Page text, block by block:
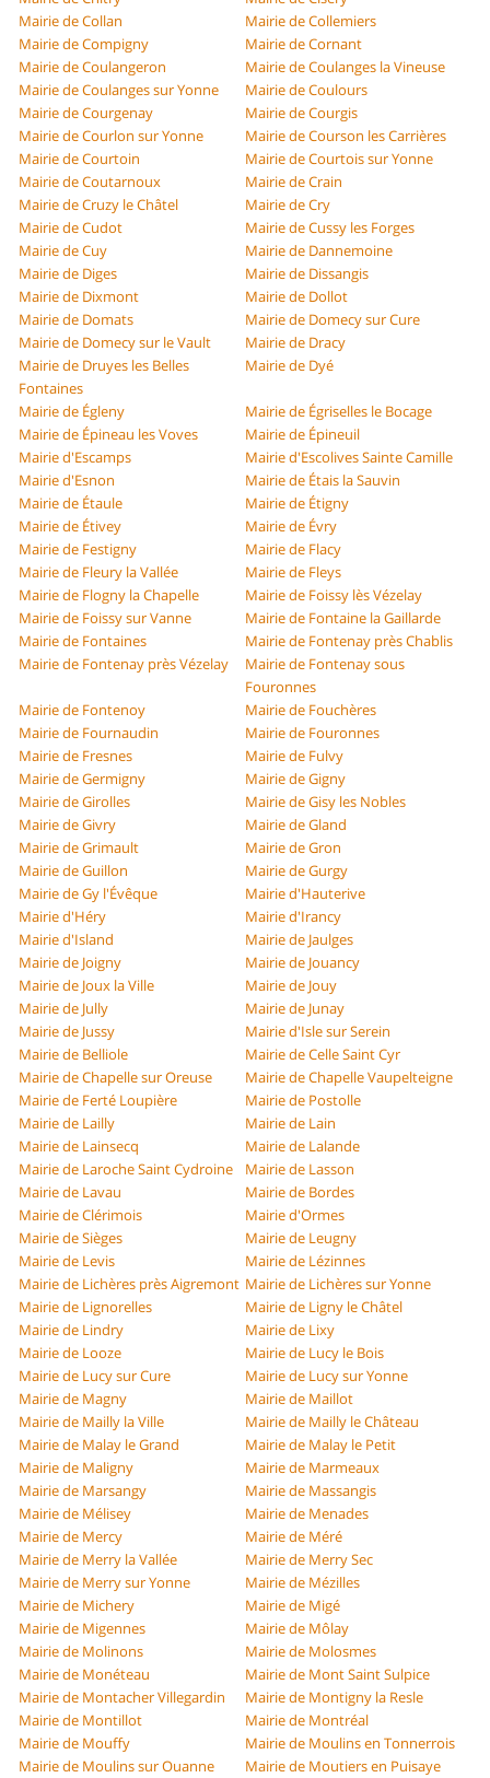
Mairie de Collan
Mairie de Collemiers
Mairie de Compigny
Mairie de Cornant
Mairie de Coulangeron
Mairie de Coulanges la Vineuse
Mairie de Coulanges sur Yonne
Mairie de Coulours
Mairie de Courgenay
Mairie de Courgis
Mairie de Courlon sur Yonne
Mairie de Courson les Carrières
Mairie de Courtoin
Mairie de Courtois sur Yonne
Mairie de Coutarnoux
Mairie de Crain
Mairie de Cruzy le Châtel
Mairie de Cry
Mairie de Cudot
Mairie de Cussy les Forges
Mairie de Cuy
Mairie de Dannemoine
Mairie de Diges
Mairie de Dissangis
Mairie de Dixmont
Mairie de Dollot
Mairie de Domats
Mairie de Domecy sur Cure
Mairie de Domecy sur le Vault
Mairie de Dracy
Mairie de Druyes les Belles
Fontaines
Mairie de Dyé
Mairie de Égleny
Mairie de Égriselles le Bocage
Mairie de Épineau les Voves
Mairie de Épineuil
Mairie d'Escamps
Mairie d'Escolives Sainte Camille
Mairie d'Esnon
Mairie de Étais la Sauvin
Mairie de Étaule
Mairie de Étigny
Mairie de Étivey
Mairie de Évry
Mairie de Festigny
Mairie de Flacy
Mairie de Fleury la Vallée
Mairie de Fleys
Mairie de Flogny la Chapelle
Mairie de Foissy lès Vézelay
Mairie de Foissy sur Vanne
Mairie de Fontaine la Gaillarde
Mairie de Fontaines
Mairie de Fontenay près Chablis
Mairie de Fontenay près Vézelay
Mairie de Fontenay sous
Fouronnes
Mairie de Fontenoy
Mairie de Fouchères
Mairie de Fournaudin
Mairie de Fouronnes
Mairie de Fresnes
Mairie de Fulvy
Mairie de Germigny
Mairie de Gigny
Mairie de Girolles
Mairie de Gisy les Nobles
Mairie de Givry
Mairie de Gland
Mairie de Grimault
Mairie de Gron
Mairie de Guillon
Mairie de Gurgy
Mairie de Gy l'Évêque
Mairie d'Hauterive
Mairie d'Héry
Mairie d'Irancy
Mairie d'Island
Mairie de Jaulges
Mairie de Joigny
Mairie de Jouancy
Mairie de Joux la Ville
Mairie de Jouy
Mairie de Jully
Mairie de Junay
Mairie de Jussy
Mairie d'Isle sur Serein
Mairie de Belliole
Mairie de Celle Saint Cyr
Mairie de Chapelle sur Oreuse
Mairie de Chapelle Vaupelteigne
Mairie de Ferté Loupière
Mairie de Postolle
Mairie de Lailly
Mairie de Lain
Mairie de Lainsecq
Mairie de Lalande
Mairie de Laroche Saint Cydroine
Mairie de Lasson
Mairie de Lavau
Mairie de Bordes
Mairie de Clérimois
Mairie d'Ormes
Mairie de Sièges
Mairie de Leugny
Mairie de Levis
Mairie de Lézinnes
Mairie de Lichères près Aigremont Mairie de Lichères sur Yonne
Mairie de Lignorelles
Mairie de Ligny le Châtel
Mairie de Lindry
Mairie de Lixy
Mairie de Looze
Mairie de Lucy le Bois
Mairie de Lucy sur Cure
Mairie de Lucy sur Yonne
Mairie de Magny
Mairie de Maillot
Mairie de Mailly la Ville
Mairie de Mailly le Château
Mairie de Malay le Grand
Mairie de Malay le Petit
Mairie de Maligny
Mairie de Marmeaux
Mairie de Marsangy
Mairie de Massangis
Mairie de Mélisey
Mairie de Menades
Mairie de Mercy
Mairie de Méré
Mairie de Merry la Vallée
Mairie de Merry Sec
Mairie de Merry sur Yonne
Mairie de Mézilles
Mairie de Michery
Mairie de Migé
Mairie de Migennes
Mairie de Môlay
Mairie de Molinons
Mairie de Molosmes
Mairie de Monéteau
Mairie de Mont Saint Sulpice
Mairie de Montacher Villegardin
Mairie de Montigny la Resle
Mairie de Montillot
Mairie de Montréal
Mairie de Mouffy
Mairie de Moulins en Tonnerrois
Mairie de Moulins sur Ouanne
Mairie de Moutiers en Puisaye